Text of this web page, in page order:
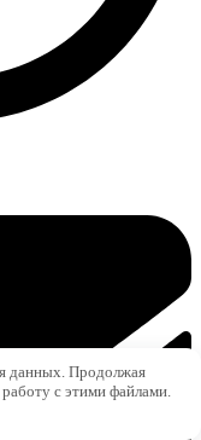
данных. Продолжая
с этими файлами.